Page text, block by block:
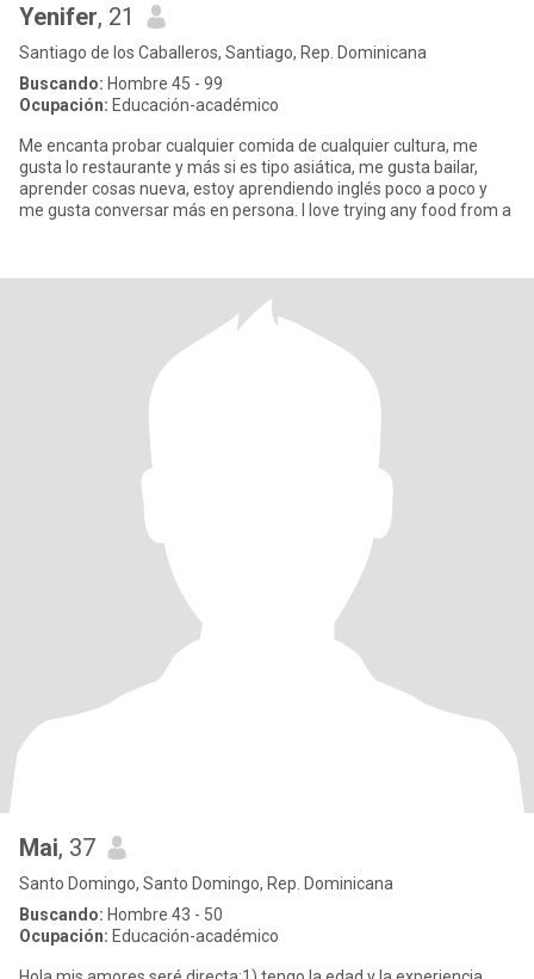
Yenifer, 21
Santiago de los Caballeros, Santiago, Rep. Dominicana
Buscando: Hombre 45 - 99
Ocupación: Educación-académico
Me encanta probar cualquier comida de cualquier cultura, me
gusta lo restaurante y más si es tipo asiática, me gusta bailar,
aprender cosas nueva, estoy aprendiendo inglés poco a poco y
me gusta conversar más en persona. I love trying any food from a
Mai, 37
Santo Domingo, Santo Domingo, Rep. Dominicana
Buscando: Hombre 43 - 50
Ocupación: Educación-académico